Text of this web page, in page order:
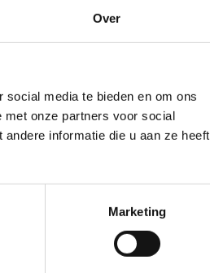
Over
media te bieden en om ons
onze partners voor social
informatie die u aan ze heeft
Marketing